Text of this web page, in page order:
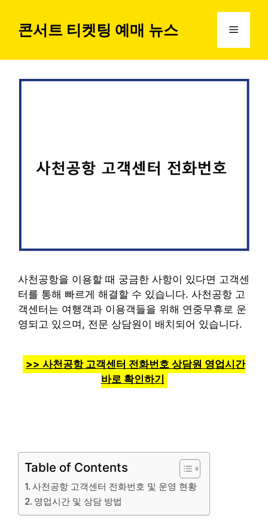
콘서트 티켓팅 예매 뉴스 메
사천공항을 이용할 때 궁금한 사항이 있다면 고객센
터를 통해 빠르게 해결할 수 있습니다. 사천공항 고
객센터는 여행객과 이용객들을 위해 연중무휴로 운
영되고 있으며, 전문 상담원이 배치되어 있습니다.
>> 사천공항 고객센터 전화번호 상담원 영업시간
바로 확인하기
Table of Contents
사천공항 고객센터 전화번호 및 운영 현황
영업시간 및 상담 방법